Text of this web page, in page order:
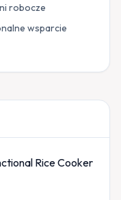
robocze
wsparcie